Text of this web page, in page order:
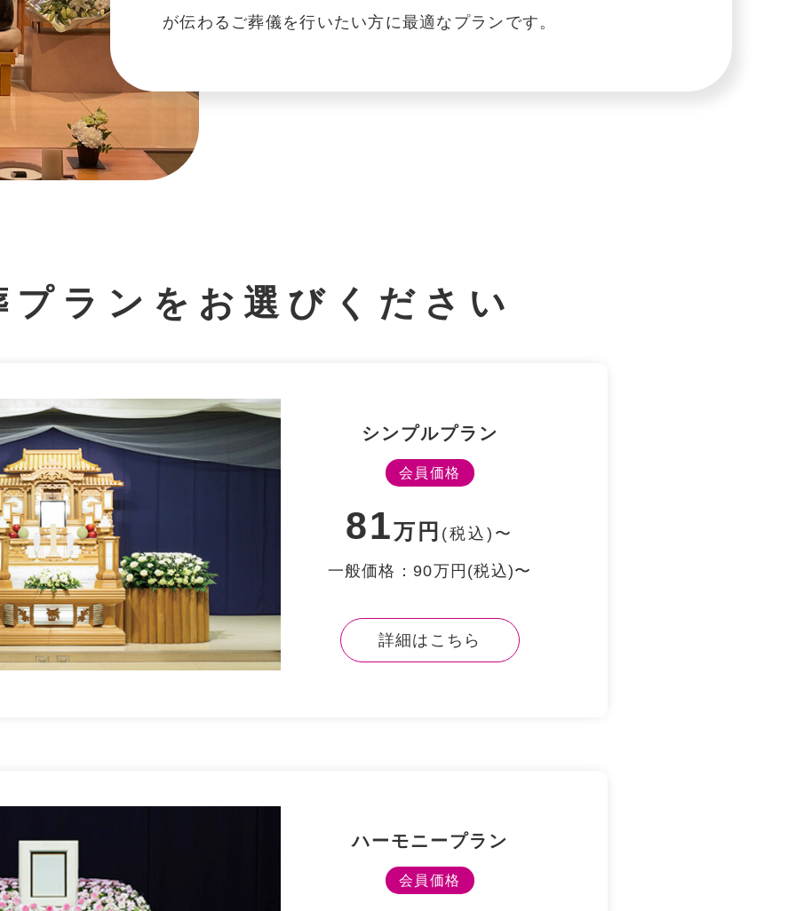
八王子市斎場
が伝わるご葬儀を行いたい方に最適なプランです。
プランを お選びください
シンプルプラン
会員価格
81万円 (税込)〜
⼀般価格：90万円(税込)〜
詳細はこちら
ハーモニープラン
会員価格